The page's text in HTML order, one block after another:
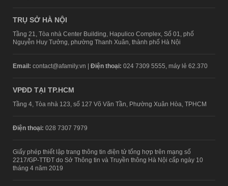
TRỤ SỞ HÀ NỘI
Tầng 21, Tòa nhà Center Building, Hapulico Complex, Số 01, phố
Nguyễn Huy Tưởng, phường Thanh Xuân, thành phố Hà Nội
Email: contact@afamily.vn | Điện thoại: 024 7309 5555, máy lẻ 62.370
VPĐD TẠI TP.HCM
Tầng 4, Tòa nhà 123, số 127 Võ Văn Tần, Phường Xuân Hòa, TPHCM
Điện thoại: 028 7307 7979
Giấy phép thiết lập trang thông tin điện tử tổng hợp trên mạng số
2217/GP-TTĐT do Sở Thông tin và Truyền thông Hà Nội cấp ngày 10
tháng 4 năm 2019